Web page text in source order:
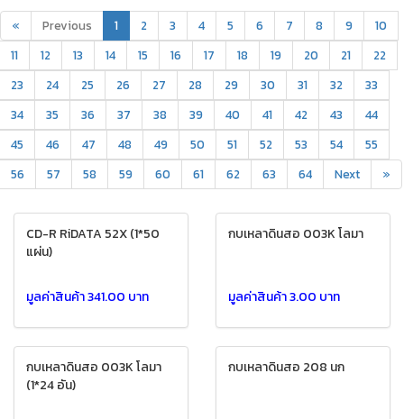
« Previous 1 2 3 4 5 6 7 8 9
10
11
12 13 14 15 16 17 18 19 20 21
22
23
24 25 26 27 28 29 30 31 32
33
34
35 36 37 38 39 40 41 42 43
44
45
46 47 48 49 50 51 52 53 54
55
56
57 58 59 60 61 62 63 64 Next »
CD-R RiDATA 52X (1*50
แผ่น)
มูลค่าสินค้า 341.00 บาท
กบเหลาดินสอ 003K โลมา
มูลค่าสินค้า 3.00 บาท
กบเหลาดินสอ 003K โลมา
(1*24 อัน)
กบเหลาดินสอ 208 นก